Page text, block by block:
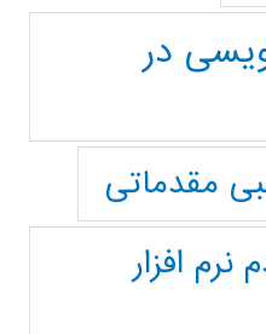
در
مقدماتی
افزار